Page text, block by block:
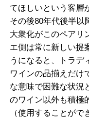
てほしいという客層
その後80年代後半以
大衆化がこのペアリ
エ側は常に新しい提
うになると、トラデ
ワインの品揃えだけ
な意味で困難な状況
のワイン以外も積極
（使用することが